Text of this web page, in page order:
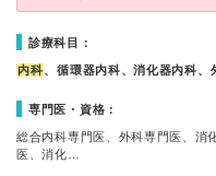
診療科目：
内科、循環器内科、消化器内科、
専門医・資格：
総合内科専門医、外科専門医、消
医、消化…